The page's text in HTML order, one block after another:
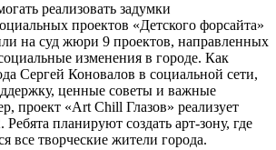
реализовать задумки
проектов «Детского форсайта»
на суд жюри 9 проектов, направленных
изменения в городе. Как
Сергей Коновалов в социальной сети,
ценные советы и важные
проект «Art Chill Глазов» реализует
планируют создать арт-зону, где
все творческие жители города.